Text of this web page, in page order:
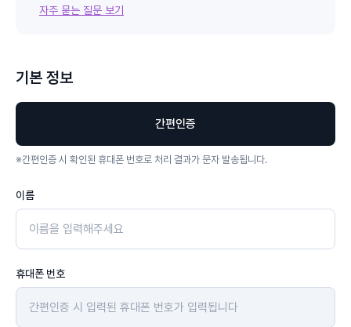
자주 묻는 질문 보기
기본 정보
간편인증
※간편인증 시 확인된 휴대폰 번호로 처리 결과가 문자 발송됩니다.
이름
휴대폰 번호